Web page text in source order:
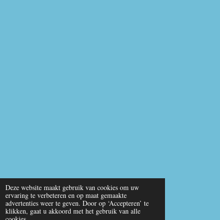
Deze website maakt gebruik van cookies om uw
ervaring te verbeteren en op maat gemaakte
advertenties weer te geven. Door op ‘Accepteren’ te
klikken, gaat u akkoord met het gebruik van alle